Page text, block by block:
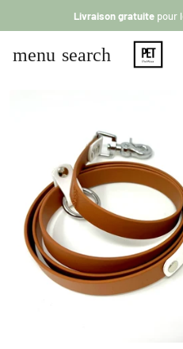
Livraison gratuite pour
menu search